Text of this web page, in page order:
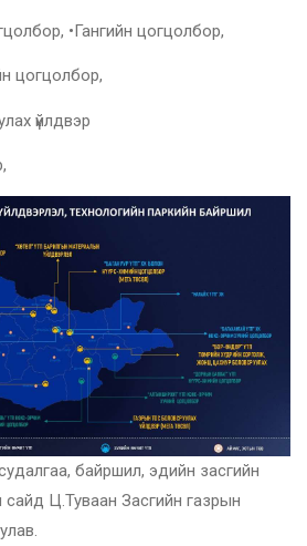
•Гангийн цогцолбор,
цогцолбор,
үйлдвэр
судалгаа, байршил, эдийн засгийн
Ц.Туваан Засгийн газрын